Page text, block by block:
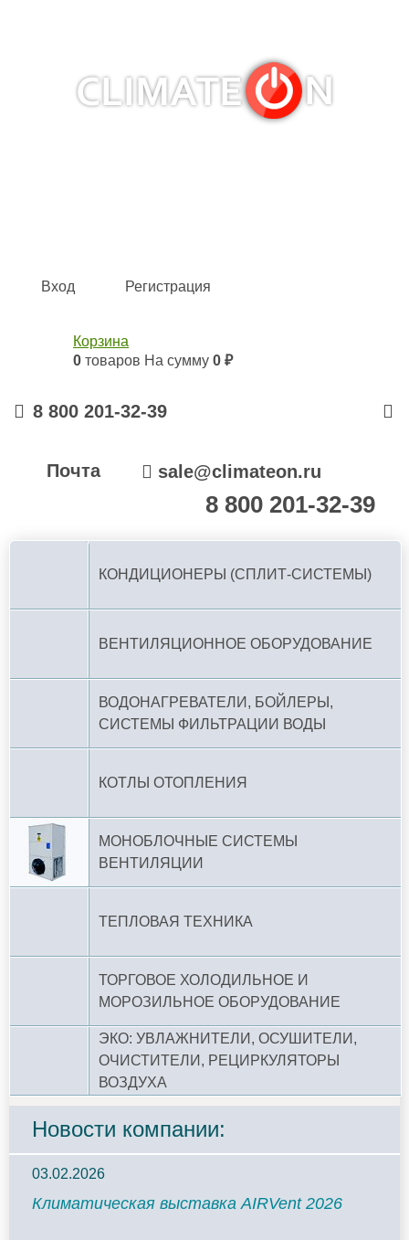
Вход Регистрация
Корзина
0 товаров На сумму 0 ₽
8 800 201-32-39
Почта sale@climateon.ru
8 800 201-32-39
КОНДИЦИОНЕРЫ (СПЛИТ-СИСТЕМЫ)
ВЕНТИЛЯЦИОННОЕ ОБОРУДОВАНИЕ
ВОДОНАГРЕВАТЕЛИ, БОЙЛЕРЫ,
СИСТЕМЫ ФИЛЬТРАЦИИ ВОДЫ
КОТЛЫ ОТОПЛЕНИЯ
МОНОБЛОЧНЫЕ СИСТЕМЫ
ВЕНТИЛЯЦИИ
ТЕПЛОВАЯ ТЕХНИКА
ТОРГОВОЕ ХОЛОДИЛЬНОЕ И
МОРОЗИЛЬНОЕ ОБОРУДОВАНИЕ
ЭКО: УВЛАЖНИТЕЛИ, ОСУШИТЕЛИ,
ОЧИСТИТЕЛИ, РЕЦИРКУЛЯТОРЫ
ВОЗДУХА
Новости компании:
03.02.2026
Климатическая выставка AIRVent 2026